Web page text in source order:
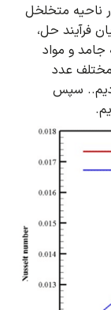
ناحیه متخلخل
فرآیند حل،
و مواد
عدد
سپس